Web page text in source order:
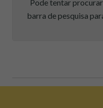
Pode tentar
barra de pesquisa